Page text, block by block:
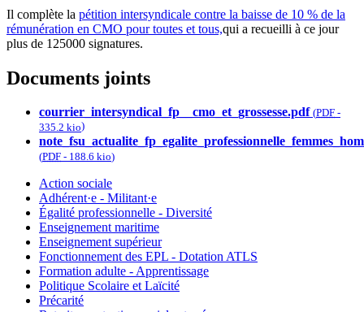
Il complète la pétition intersyndicale contre la baisse de 10 % de la
rémunération en CMO pour toutes et tous,qui a recueilli à ce jour
plus de 125000 signatures.
Documents joints
courrier_intersyndical_fp__cmo_et_grossesse.pdf (PDF -
335.2 kio)
(PDF - 188.6 kio)
Action sociale
Adhérent·e - Militant·e
Égalité professionnelle - Diversité
Enseignement maritime
Enseignement supérieur
Fonctionnement des EPL - Dotation ATLS
Formation adulte - Apprentissage
Politique Scolaire et Laïcité
Précarité